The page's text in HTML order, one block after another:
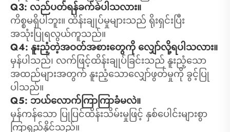
Q3: လည်ပတ်ရန်ခက်ခဲပါသလား။
ကိစ္စမရှိပါဘူး။ ထိန်းချုပ်မှုများသည် ရိုးရှင်းပြီး
အသုံးပြုရလွယ်ကူသည်။
Q4: နူးညံ့တဲ့အဝတ်အစားတွေကို လျှော်လို့ရပါသလား။
မှန်ပါသည်၊ လက်ဖြင့်ထိန်းချုပ်ခြင်းသည် နူးညံ့သော
အထည်များအတွက် နူးညံ့သောလျှော်ဖွတ်မှုကို ခွင့်ပြု
ပါသည်။
Q5: ဘယ်လောက်ကြာကြာခံမလဲ။
မှန်ကန်သော ပြုပြင်ထိန်းသိမ်းမှုဖြင့် နှစ်ပေါင်းများစွာ
ကြာရှည်နိုင်သည်။